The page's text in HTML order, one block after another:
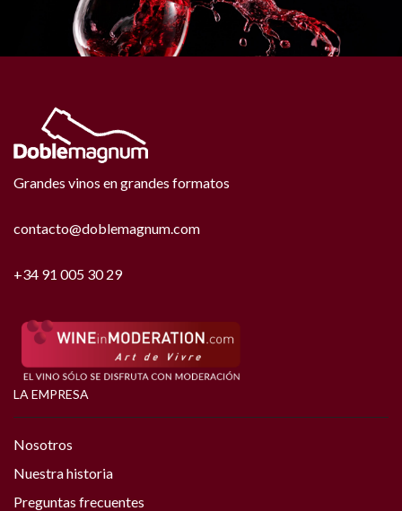
Grandes vinos en grandes formatos
contacto@doblemagnum.com
+34 91 005 30 29
LA EMPRESA
Nosotros
Nuestra historia
Preguntas frecuentes